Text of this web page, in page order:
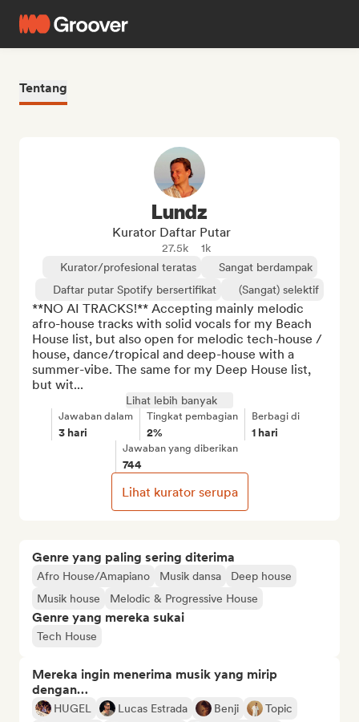
Tentang
Genre yang paling sering diterima
Afro House/Amapiano Musik dansa
Deep house
Musik house
Melodic & Progressive House
Genre yang mereka sukai
Tech House
Mereka ingin menerima musik yang mirip
dengan…
HUGEL Lucas Estrada Benji
Topic
Lundz
Kurator Daftar Putar
27.5k
1k
Kurator/profesional teratas
Sangat berdampak
Daftar putar Spotify bersertifikat
(Sangat) selektif
**NO AI TRACKS!** Accepting mainly melodic
afro-house tracks with solid vocals for my Beach
House list, but also open for melodic tech-house /
house, dance/tropical and deep-house with a
summer-vibe. The same for my Deep House list,
but wit...
Lihat lebih banyak
Jawaban dalam
3 hari
Tingkat pembagian
2%
Berbagi di
1 hari
Jawaban yang diberikan
744
Lihat kurator serupa